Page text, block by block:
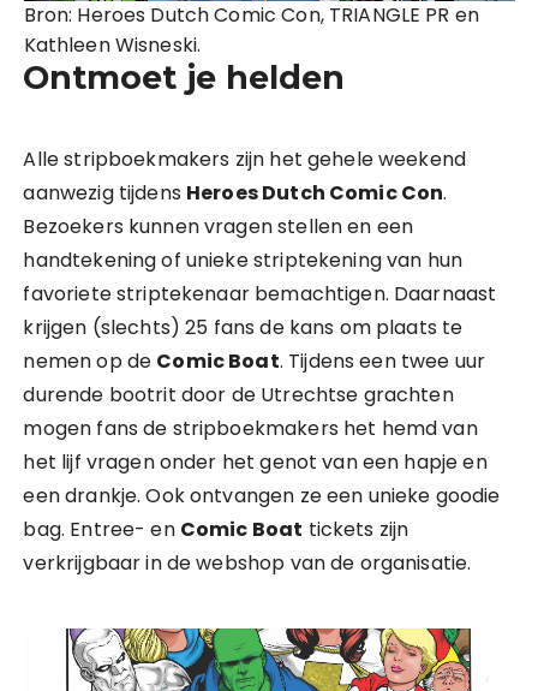
Bron: Heroes Dutch Comic Con, TRIANGLE PR en
Kathleen Wisneski.
Ontmoet je helden
Alle stripboekmakers zijn het gehele weekend
aanwezig tijdens Heroes Dutch Comic Con.
Bezoekers kunnen vragen stellen en een
handtekening of unieke striptekening van hun
favoriete striptekenaar bemachtigen. Daarnaast
krijgen (slechts) 25 fans de kans om plaats te
nemen op de Comic Boat. Tijdens een twee uur
durende bootrit door de Utrechtse grachten
mogen fans de stripboekmakers het hemd van
het lijf vragen onder het genot van een hapje en
een drankje. Ook ontvangen ze een unieke goodie
bag. Entree- en Comic Boat tickets zijn
verkrijgbaar in de webshop van de organisatie.